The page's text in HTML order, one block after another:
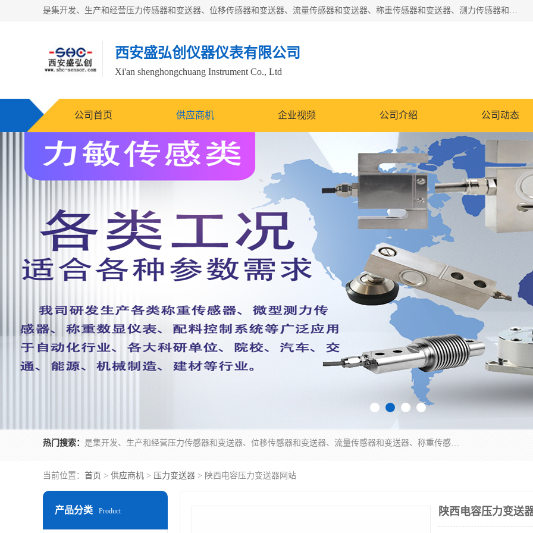
是集开发、生产和经营压力传感器和变送器、位移传感器和变送器、流量传感器和变送器、称重传感器和变送器、测力传感器和变送器、温湿度传感器和变送器、扭矩传感器、智能数显控制仪表等产品的化高新技术企业。
西安盛弘创仪器仪表有限公司
Xi'an shenghongchuang Instrument Co., Ltd
公司首页 供应商机 企业视频 公司介绍 公司动态
热门搜索： 是集开发、生产和经营压力传感器和变送器、位移传感器和变送器、流量传感器和变送器、称重传感器和变送器、测力传感器和变送器、温湿度传感器和变送器、扭矩传感器、智能数显控制仪表等产品的化高新技术企业。
当前位置： 首页 > 供应商机 > 压力变送器 > 陕西电容压力变送器网站
产品分类 Product 陕西电容压力变送